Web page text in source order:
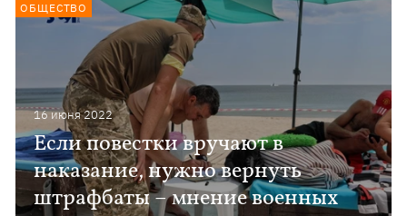
16 июня 2022
Если повестки вручают в
наказание, нужно вернуть
штрафбаты – мнение военных
ОБЩЕСТВО